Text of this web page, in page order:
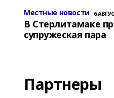
Местные новости 6
В Стерлитамаке
супружеская пара
Партнеры